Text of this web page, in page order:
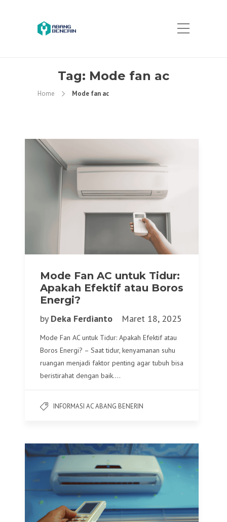
Tag: Mode fan ac
Home Mode fan ac
Mode Fan AC untuk Tidur:
Apakah Efektif atau Boros
Energi?
by Deka Ferdianto Maret 18, 2025
Mode Fan AC untuk Tidur: Apakah Efektif atau
Boros Energi? – Saat tidur, kenyamanan suhu
ruangan menjadi faktor penting agar tubuh bisa
beristirahat dengan baik….
INFORMASI AC ABANG BENERIN